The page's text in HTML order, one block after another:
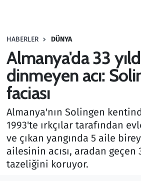
HABERLER DÜNYA
Almanya'da 33
dinmeyen acı:
faciası
Almanya'nın Solingen
1993'te ırkçılar tarafından
ve çıkan yangında 5 aile
ailesinin acısı, aradan geçen
tazeliğini koruyor.
Haber
Kültür Sanat
Kurumsal Haberler
Lezzet Durağı
Memur ve Kamu
Otomobil